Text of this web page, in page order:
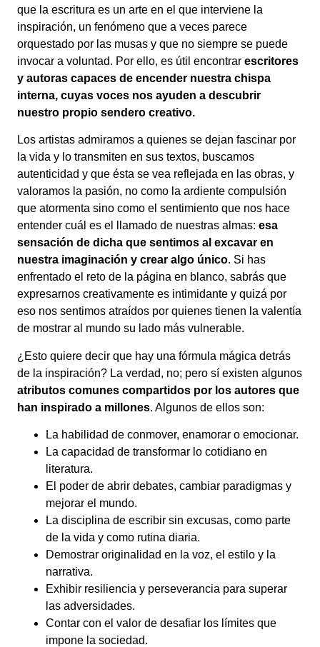
que la escritura es un arte en el que interviene la
inspiración, un fenómeno que a veces parece
orquestado por las musas y que no siempre se puede
invocar a voluntad. Por ello, es útil encontrar escritores
y autoras capaces de encender nuestra chispa
interna, cuyas voces nos ayuden a descubrir
nuestro propio sendero creativo.
Los artistas admiramos a quienes se dejan fascinar por
la vida y lo transmiten en sus textos, buscamos
autenticidad y que ésta se vea reflejada en las obras, y
valoramos la pasión, no como la ardiente compulsión
que atormenta sino como el sentimiento que nos hace
entender cuál es el llamado de nuestras almas: esa
sensación de dicha que sentimos al excavar en
nuestra imaginación y crear algo único. Si has
enfrentado el reto de la página en blanco, sabrás que
expresarnos creativamente es intimidante y quizá por
eso nos sentimos atraídos por quienes tienen la valentía
de mostrar al mundo su lado más vulnerable.
¿Esto quiere decir que hay una fórmula mágica detrás
de la inspiración? La verdad, no; pero sí existen algunos
atributos comunes compartidos por los autores que
han inspirado a millones. Algunos de ellos son:
La habilidad de conmover, enamorar o emocionar.
La capacidad de transformar lo cotidiano en
literatura.
El poder de abrir debates, cambiar paradigmas y
mejorar el mundo.
La disciplina de escribir sin excusas, como parte
de la vida y como rutina diaria.
Demostrar originalidad en la voz, el estilo y la
narrativa.
Exhibir resiliencia y perseverancia para superar
las adversidades.
Contar con el valor de desafiar los límites que
impone la sociedad.